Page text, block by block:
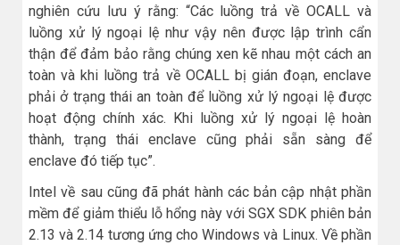
nghiên cứu lưu ý rằng: “Các luồng trả về OCALL và
luồng xử lý ngoại lệ như vậy nên được lập trình cẩn
thận để đảm bảo rằng chúng xen kẽ nhau một cách an
toàn và khi luồng trả về OCALL bị gián đoạn, enclave
phải ở trạng thái an toàn để luồng xử lý ngoại lệ được
hoạt động chính xác. Khi luồng xử lý ngoại lệ hoàn
thành, trạng thái enclave cũng phải sẵn sàng để
enclave đó tiếp tục”.
Intel về sau cũng đã phát hành các bản cập nhật phần
mềm để giảm thiểu lỗ hổng này với SGX SDK phiên bản
2.13 và 2.14 tương ứng cho Windows và Linux. Về phần